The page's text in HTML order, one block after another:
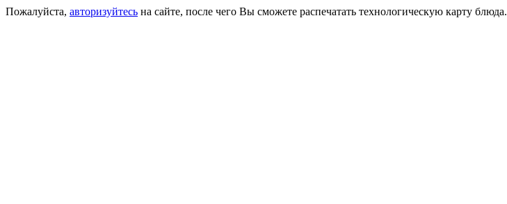
Пожалуйста, авторизуйтесь на сайте, после чего Вы сможете распечатать технологическую карту блюда.